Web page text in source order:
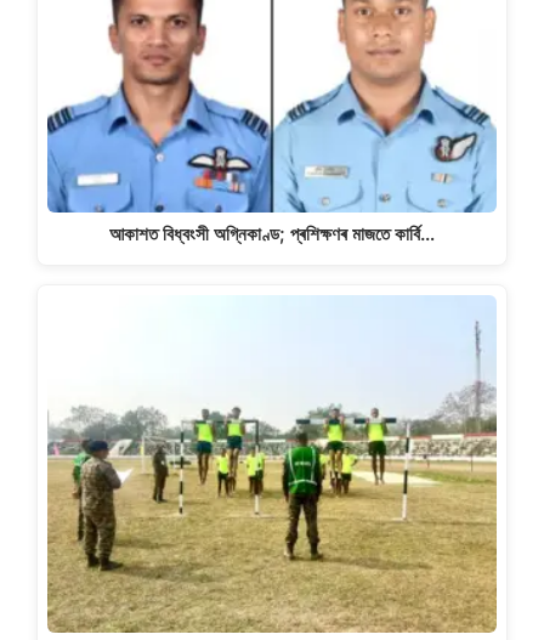
আকাশত বিধ্বংসী অগ্নিকাণ্ড; প্ৰশিক্ষণৰ মাজতে কাৰ্বি…